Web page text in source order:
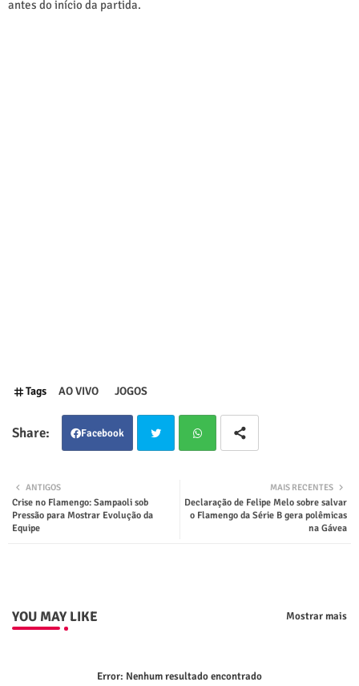
antes do início da partida.
Tags AO VIVO JOGOS
Facebook
tsap
MAIS RECENTES
Declaração de Felipe Melo sobre salvar
o Flamengo da Série B gera polêmicas
na Gávea
ANTIGOS
Crise no Flamengo: Sampaoli sob
Pressão para Mostrar Evolução da
Equipe
YOU MAY LIKE Mostrar mais
Error: Nenhum resultado encontrado